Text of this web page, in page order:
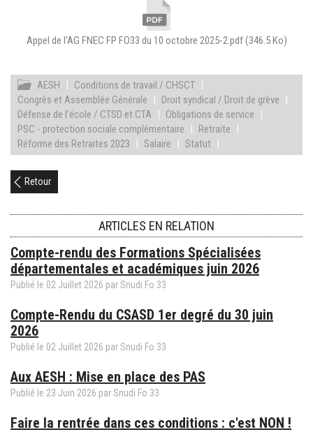
Appel de l'AG FNEC FP FO33 du 10 octobre 2025-2.pdf(346.5 Ko)
AESH | Conditions de travail / CHSCT |
Congrès et Assemblée Générale
| Droit syndical / Droit de grève
|
Défense de l'école / CTSD et CTA
| Obligations de service
|
PSC - protection sociale complémentaire
| Retraite
|
Réforme des Retraites 2023
| Salaire | Statut |
Retour
ARTICLES EN RELATION
Compte-rendu des Formations Spécialisées
départementales et académiques juin 2026
Publié le 02 Juillet 2026 parSnudi Fo 33
Compte-Rendu du CSASD 1er degré du 30 juin
2026
Publié le 02 Juillet 2026 parSnudi Fo 33
Aux AESH : Mise en place des PAS
Publié le 23 Juin 2026 parSnudi Fo 33
Faire la rentrée dans ces conditions : c'est NON !